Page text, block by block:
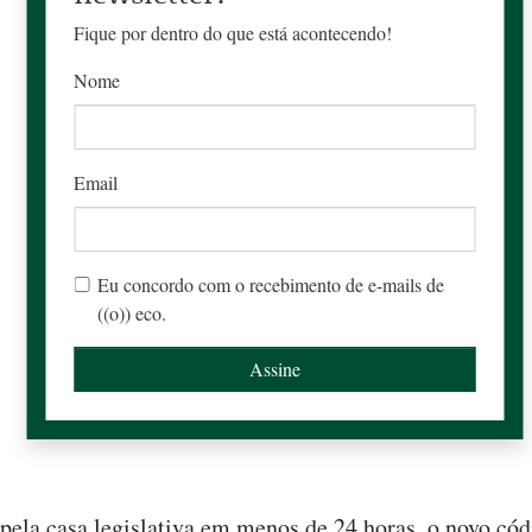
Fique por dentro do que está acontecendo!
Nome
Email
Eu concordo com o recebimento de e-mails de
((o)) eco.